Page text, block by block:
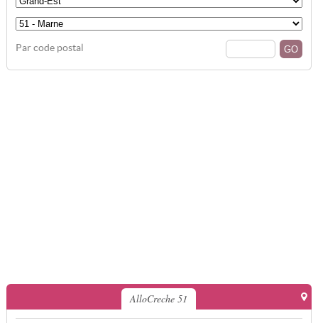
Par code postal
AlloCreche 51